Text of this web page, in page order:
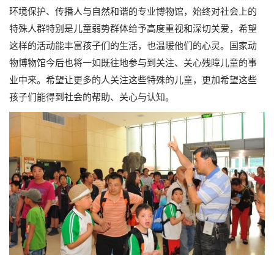
环境保护、传播人与自然和谐的专业博物馆，始终对社会上的
特殊人群特别是儿童弱势群体给予高度重视和深切关爱，希望
这样的活动能丰富孩子们的生活，也温暖他们的心灵。国家动
物博物馆今后也将一如既往地参与到关注、关心残障儿童的事
业中来。希望让更多的人关注这些特殊的儿童，更加希望这些
孩子们能得到社会的帮助、关心与认知。